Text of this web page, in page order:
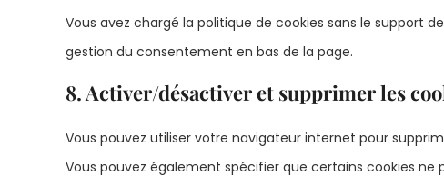
Vous avez chargé la politique de cookies sans le support
gestion du consentement en bas de la page.
8. Activer/désactiver et supprimer les
Vous pouvez utiliser votre navigateur internet pour
Vous pouvez également spécifier que certains cookies